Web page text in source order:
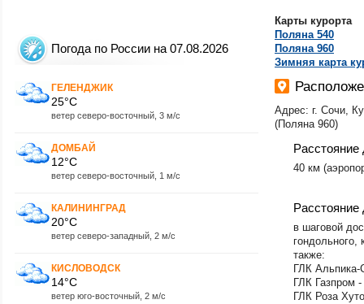
Погода по России на 07.08.2026
ГЕЛЕНДЖИК
25°C
ветер северо-восточный, 3 м/с
ДОМБАЙ
12°C
ветер северо-восточный, 1 м/с
КАЛИНИНГРАД
20°C
ветер северо-западный, 2 м/с
КИСЛОВОДСК
14°C
ветер юго-восточный, 2 м/с
Москва
Мурманск
Мурманская
Нальчик
Нижневартовск
Нижнекамск
Нижний
Новосибирск
Новосибирская
Омск
Оренбург
Орск
Пенза
Пензенская
Пермский край
Пермь
Карты курорта
Поляна 540
Поляна 960
Зимняя карта
Адрес: г. Сочи,
(Поляна 960)
Расстояние
40 км
в шаговой
гондольного,
также:
ГЛК Альпика-
ГЛК Газпром
ГЛК Роза